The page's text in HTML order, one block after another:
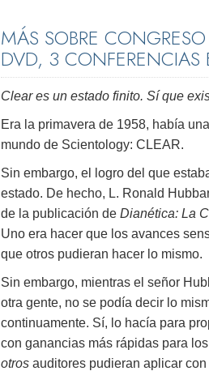
MÁS SOBRE
DVD, 3 CONFERENCIAS
Clear es un estado finito. Sí que
Era la primavera de 1958, había
mundo de Scientology: CLEAR.
Sin embargo, el logro del que
estado. De hecho, L. Ronald
de la publicación de Dianética: La
Uno era hacer que los avances
que otros pudieran hacer lo mismo.
Sin embargo, mientras el señor
otra gente, no se podía decir lo
continuamente. Sí, lo hacía para
con ganancias más rápidas para los
otros auditores pudieran aplicar